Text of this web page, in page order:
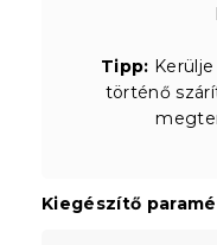
Tipp:
történő
Kiegészítő